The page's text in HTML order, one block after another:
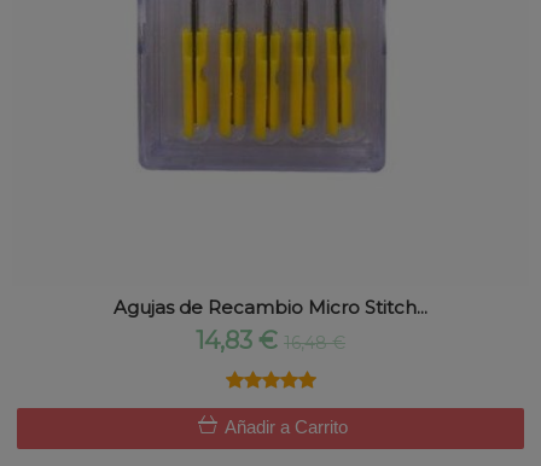
Agujas de Recambio Micro Stitch...
14,83 € 16,48 €
★★★★★
★★★★★
Añadir a Carrito